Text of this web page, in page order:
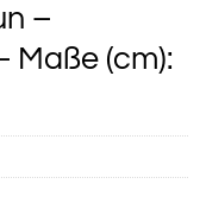
–
Maße (cm):